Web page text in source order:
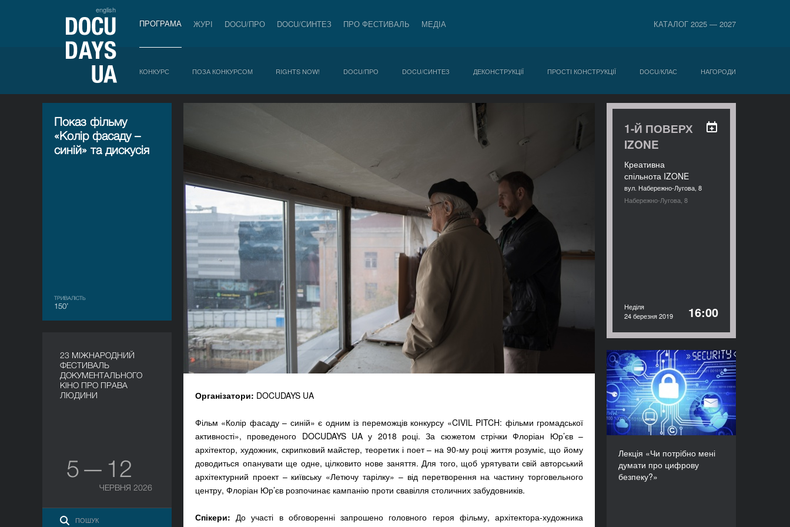
english
ПРОГРАМА ЖУРІ DOCU/ПРО DOCU/СИНТЕЗ ПРО ФЕСТИВАЛЬ МЕДІА КАТАЛОГ 2025 — 2027
КОНКУРС ПОЗА КОНКУРСОМ RIGHTS NOW! DOCU/ПРО DOCU/СИНТЕЗ ДЕКОНСТРУКЦІЇ ПРОСТІ КОНСТРУКЦІЇ DOCU/КЛАС НАГОРОДИ
Показ фільму
«Колір фасаду –
синій» та дискусія
ТРИВАЛІСТЬ
150’
Організатори: DOCUDAYS UA
Фільм «Колір фасаду – синій» є одним із переможців конкурсу «CIVIL PITCH: фільми громадської
активності», проведеного DOCUDAYS UA у 2018 році. За сюжетом стрічки Флоріан Юр’єв –
архітектор, художник, скрипковий майстер, теоретик і поет – на 90-му році життя розуміє, що йому
доводиться опанувати ще одне, цілковито нове заняття. Для того, щоб урятувати свій авторський
архітектурний проект – київську «Летючу тарілку» – від перетворення на частину торговельного
центру, Флоріан Юр’єв розпочинає кампанію проти свавілля столичних забудовників.
Спікери:До участі в обговоренні запрошено головного героя фільму, архітектора-художника
1-Й ПОВЕРХ
IZONE
Креативна
спільнота IZONE
вул. Набережно-Лугова, 8
Набережно-Лугова, 8
Неділя
24 березня 2019
16:00
23 МІЖНАРОДНИЙ
ФЕСТИВАЛЬ
ДОКУМЕНТАЛЬНОГО
КІНО ПРО ПРАВА
ЛЮДИНИ
5 — 12
ЧЕРВНЯ 2026
Лекція «Чи потрібно мені
думати про цифрову
безпеку?»
Лекція «Чи потрібно мені
думати про цифрову
безпеку?»
ТРИВАЛІСТЬ
90’